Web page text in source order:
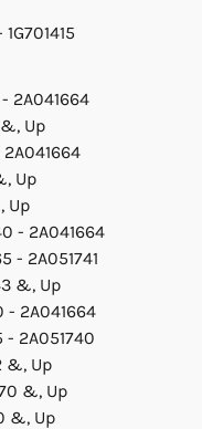
2A041664
Up
2A041664
Up
Up
- 2A041664
- 2A051741
&, Up
- 2A041664
- 2A051740
&, Up
&, Up
&, Up